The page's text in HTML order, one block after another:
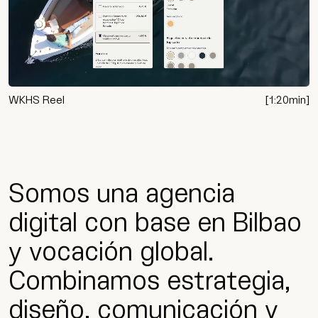
WKHS Reel [1:20min]
Somos una agencia
digital con base en Bilbao
y vocación global.
Combinamos estrategia,
diseño, comunicación y